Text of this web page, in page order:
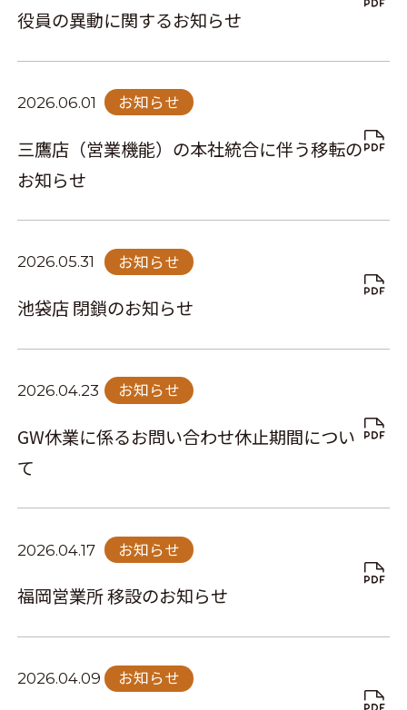
役員の異動に関するお知らせ
2026.06.01 お知らせ
三鷹店（営業機能）の本社統合に伴う移転の
お知らせ
2026.05.31 お知らせ
池袋店 閉鎖のお知らせ
2026.04.23 お知らせ
GW休業に係るお問い合わせ休止期間につい
て
2026.04.17 お知らせ
福岡営業所 移設のお知らせ
2026.04.09 お知らせ